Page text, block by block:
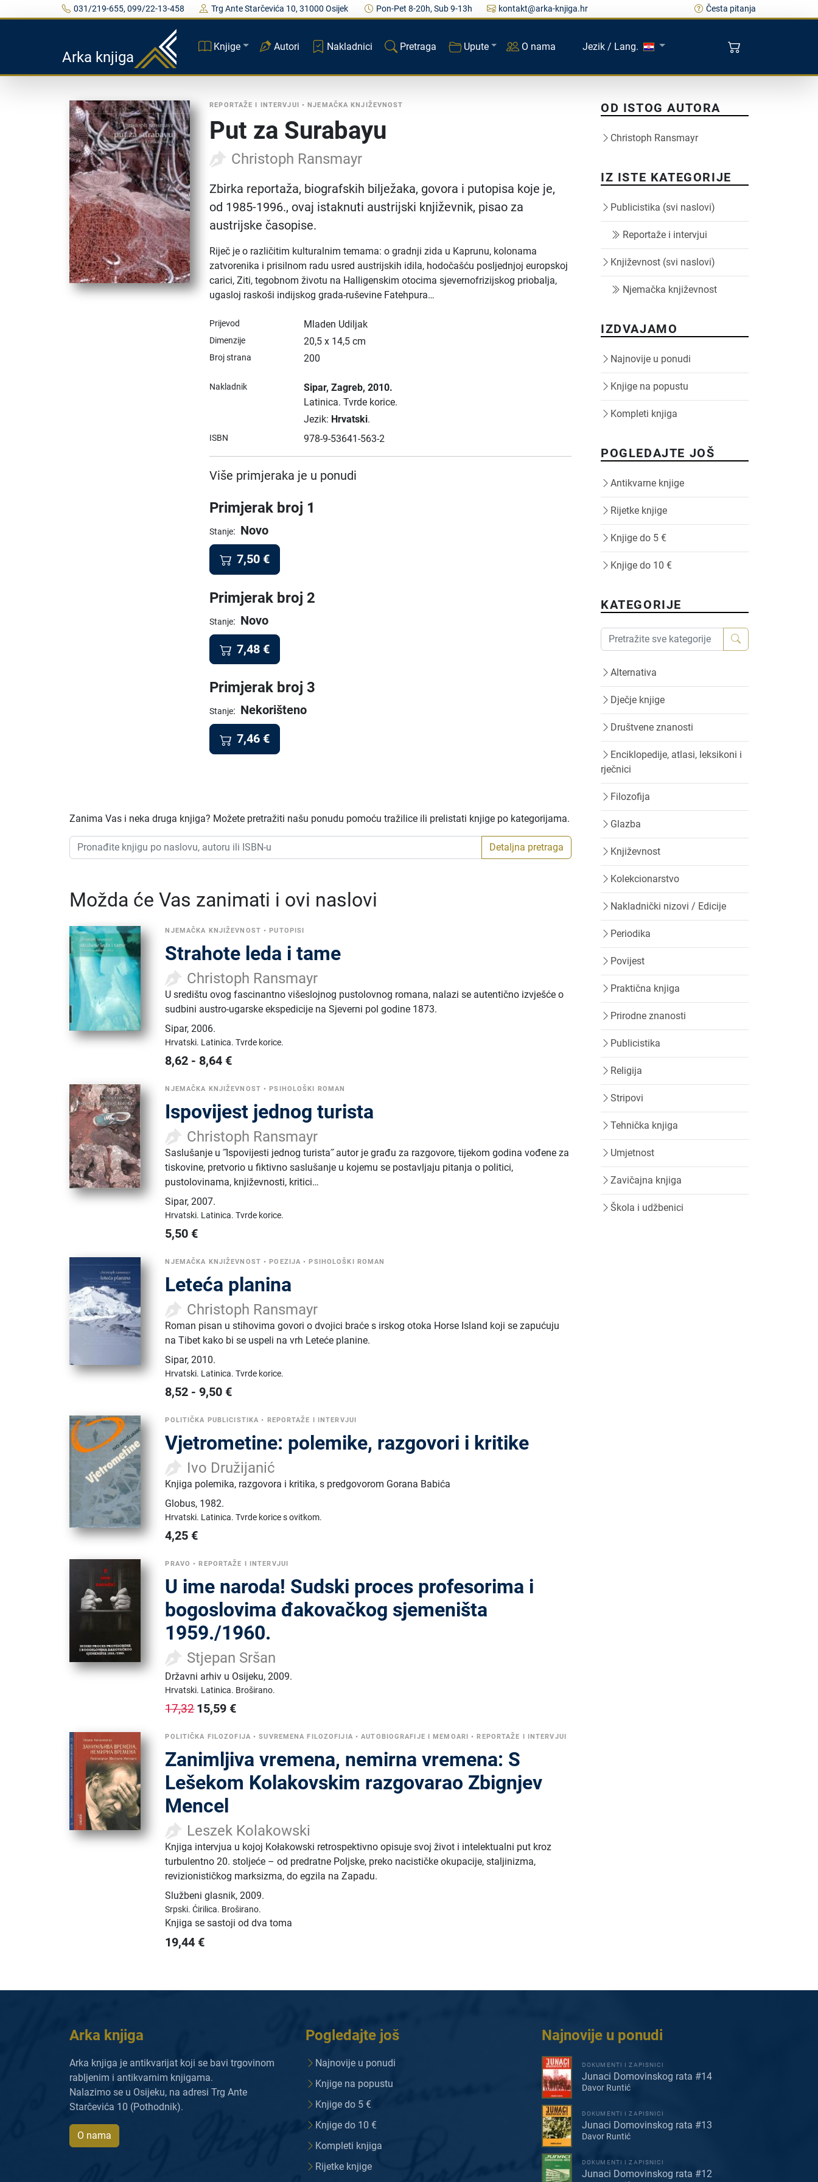
031/219-655, 099/22-13-458 Trg Ante Starčevića 10, 31000 Osijek Pon-Pet 8-20h, Sub 9-13h kontakt@arka-knjiga.hr Česta pitanja
Arka knjiga
Knjige Autori Nakladnici Pretraga Upute O nama Jezik / Lang.
REPORTAŽE I INTERVJUI •NJEMAČKA KNJIŽEVNOST
Put za Surabayu
Christoph Ransmayr
Zbirka reportaža, biografskih bilježaka, govora i putopisa koje je,
od 1985-1996., ovaj istaknuti austrijski književnik, pisao za
austrijske časopise.
Riječ je o različitim kulturalnim temama: o gradnji zida u Kaprunu, kolonama
zatvorenika i prisilnom radu usred austrijskih idila, hodočašću posljednjoj europskoj
carici, Ziti, tegobnom životu na Halligenskim otocima sjevernofrizijskog priobalja,
ugasloj raskoši indijskog grada-ruševine Fatehpura…
Prijevod Mladen Udiljak
Dimenzije 20,5 x 14,5 cm
Broj strana 200
Nakladnik Sipar, Zagreb, 2010.
Latinica. Tvrde korice.
Jezik: Hrvatski.
ISBN 978-9-53641-563-2
Više primjeraka je u ponudi
Primjerak broj 1
Stanje: Novo
7,50 €
Primjerak broj 2
Stanje: Novo
7,48 €
Primjerak broj 3
Stanje: Nekorišteno
7,46 €
Zanima Vas i neka druga knjiga? Možete pretražiti našu ponudu pomoću tražilice ili prelistati knjige po kategorijama.
Detaljna pretraga
Možda će Vas zanimati i ovi naslovi
NJEMAČKA KNJIŽEVNOST • PUTOPISI
Strahote leda i tame
Christoph Ransmayr
U središtu ovog fascinantno višeslojnog pustolovnog romana, nalazi se autentično izvješće o
sudbini austro-ugarske ekspedicije na Sjeverni pol godine 1873.
Sipar,2006.
Hrvatski. Latinica.Tvrde korice.
8,62 - 8,64 €
NJEMAČKA KNJIŽEVNOST • PSIHOLOŠKI ROMAN
Ispovijest jednog turista
Christoph Ransmayr
Saslušanje u ˝Ispovijesti jednog turista˝ autor je građu za razgovore, tijekom godina vođene za
tiskovine, pretvorio u fiktivno saslušanje u kojemu se postavljaju pitanja o politici,
pustolovinama, književnosti, kritici…
Sipar,2007.
Hrvatski. Latinica.Tvrde korice.
5,50 €
NJEMAČKA KNJIŽEVNOST • POEZIJA • PSIHOLOŠKI ROMAN
Leteća planina
Christoph Ransmayr
Roman pisan u stihovima govori o dvojici braće s irskog otoka Horse Island koji se zapućuju
na Tibet kako bi se uspeli na vrh Leteće planine.
Sipar,2010.
Hrvatski. Latinica.Tvrde korice.
8,52 -9,50 €
POLITIČKA PUBLICISTIKA • REPORTAŽE I INTERVJUI
Vjetrometine: polemike, razgovori i kritike
Ivo Družijanić
Knjiga polemika, razgovora i kritika, s predgovorom Gorana Babića
Globus, 1982.
Hrvatski. Latinica.Tvrde korice s ovitkom.
4,25 €
PRAVO • REPORTAŽE I INTERVJUI
U ime naroda! Sudski proces profesorima i
bogoslovima đakovačkog sjemeništa
1959./1960.
Stjepan Sršan
Državni arhiv u Osijeku,2009.
Hrvatski. Latinica. Broširano.
17,3215,59 €
POLITIČKA FILOZOFIJA •SUVREMENA FILOZOFIJIA •AUTOBIOGRAFIJE I MEMOARI • REPORTAŽE I INTERVJUI
Zanimljiva vremena, nemirna vremena: S
Lešekom Kolakovskim razgovarao Zbignjev
Mencel
Leszek Kolakowski
Knjiga intervjua u kojoj Kołakowski retrospektivno opisuje svoj život i intelektualni put kroz
turbulentno 20. stoljeće – od predratne Poljske, preko nacističke okupacije, staljinizma,
revizionističkog marksizma, do egzila na Zapadu.
Službeni glasnik,2009.
Srpski.Ćirilica. Broširano.
Knjiga se sastoji od dva toma
19,44 €
OD ISTOG AUTORA
Christoph Ransmayr
IZ ISTE KATEGORIJE
Publicistika (svi naslovi)
Reportaže i intervjui
Književnost (svi naslovi)
Njemačka književnost
IZDVAJAMO
Najnovije u ponudi
Knjige na popustu
Kompleti knjiga
POGLEDAJTE JOŠ
Antikvarne knjige
Rijetke knjige
Knjige do 5 €
Knjige do 10 €
KATEGORIJE
Alternativa
Dječje knjige
Društvene znanosti
Enciklopedije, atlasi, leksikoni i
rječnici
Filozofija
Glazba
Književnost
Kolekcionarstvo
Nakladnički nizovi / Edicije
Periodika
Povijest
Praktična knjiga
Prirodne znanosti
Publicistika
Religija
Stripovi
Tehnička knjiga
Umjetnost
Zavičajna knjiga
Škola i udžbenici
Arka knjiga
Arka knjiga je antikvarijat koji se bavi trgovinom
rabljenim i antikvarnim knjigama.
Nalazimo se u Osijeku, na adresi Trg Ante
Starčevića 10 (Pothodnik).
O nama
Pogledajte još
Najnovije u ponudi
Knjige na popustu
Knjige do 5 €
Knjige do 10 €
Kompleti knjiga
Rijetke knjige
Najnovije u ponudi
DOKUMENTI I ZAPISNICI
Junaci Domovinskog rata #14
Davor Runtić
DOKUMENTI I ZAPISNICI
Junaci Domovinskog rata #13
Davor Runtić
DOKUMENTI I ZAPISNICI
Junaci Domovinskog rata #12